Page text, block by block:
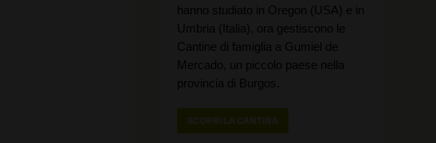
hanno studiato in Oregon (USA) e in
Umbria (Italia), ora gestiscono le
Cantine di famiglia a Gumiel de
Mercado, un piccolo paese nella
provincia di Burgos.
SCOPRI LA CANTINA